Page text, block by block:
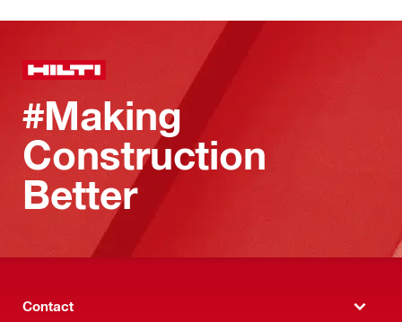
#Making
Construction
Better
Contact